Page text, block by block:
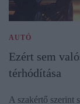
AUTÓ
Ezért sem
térhódítása
A szakértő szerint